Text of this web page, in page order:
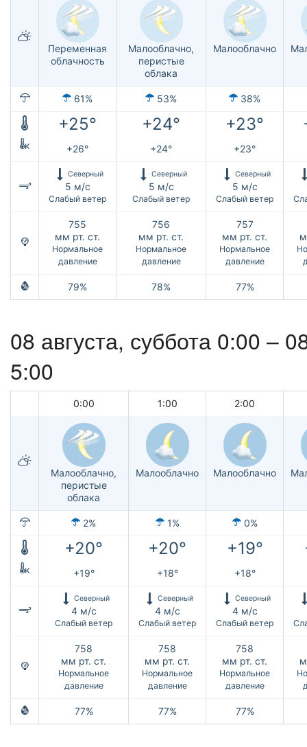
Переменная
облачность
Малооблачно,
перистые
облака
Малооблачно
61% 53% 38%
+25° +24° +23°
к +26° +24° +23°
Северный
5 м/с
Слабый ветер
Северный
5 м/с
Слабый ветер
Северный
5 м/с
Слабый ветер
755
мм рт. ст.
Нормальное
давление
756
мм рт. ст.
Нормальное
давление
757
мм рт. ст.
Нормальное
давление
79% 78% 77%
08 августа, суббота 0:00 –
5:00
0:00 1:00 2:00
Малооблачно,
перистые
облака
Малооблачно Малооблачно
2% 1% 0%
+20° +20° +19°
к +19° +18° +18°
Северный
4 м/с
Слабый ветер
Северный
4 м/с
Слабый ветер
Северный
4 м/с
Слабый ветер
758
мм рт. ст.
Нормальное
давление
758
мм рт. ст.
Нормальное
давление
758
мм рт. ст.
Нормальное
давление
77% 77% 77%